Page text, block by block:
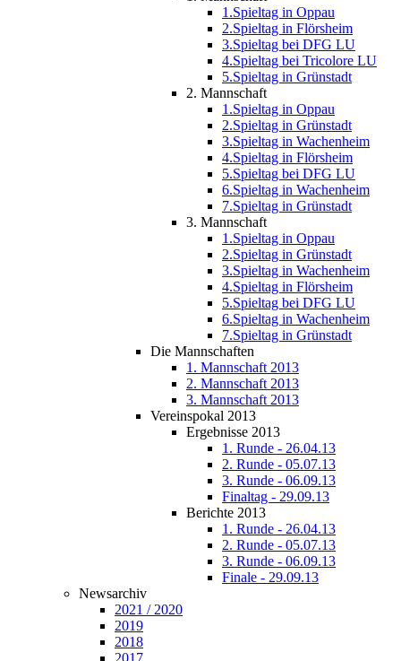
1.Spieltag in Oppau
2.Spieltag in Flörsheim
3.Spieltag bei DFG LU
4.Spieltag bei Tricolore LU
5.Spieltag in Grünstadt
2. Mannschaft
1.Spieltag in Oppau
2.Spieltag in Grünstadt
3.Spieltag in Wachenheim
4.Spieltag in Flörsheim
5.Spieltag bei DFG LU
6.Spieltag in Wachenheim
7.Spieltag in Grünstadt
3. Mannschaft
1.Spieltag in Oppau
2.Spieltag in Grünstadt
3.Spieltag in Wachenheim
4.Spieltag in Flörsheim
5.Spieltag bei DFG LU
6.Spieltag in Wachenheim
7.Spieltag in Grünstadt
Die Mannschaften
1. Mannschaft 2013
2. Mannschaft 2013
3. Mannschaft 2013
Vereinspokal 2013
Ergebnisse 2013
1. Runde - 26.04.13
2. Runde - 05.07.13
3. Runde - 06.09.13
Finaltag - 29.09.13
Berichte 2013
1. Runde - 26.04.13
2. Runde - 05.07.13
3. Runde - 06.09.13
Finale - 29.09.13
Newsarchiv
2021 / 2020
2019
2018
2017